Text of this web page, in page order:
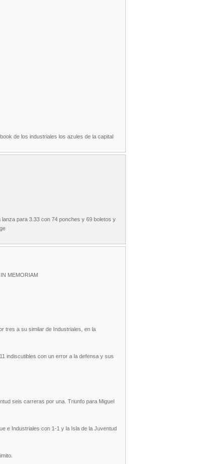
de los industriales los azules de la capital
para 3.33 con 74 ponches y 69 boletos y
MEMORIAM
tres a su similar de Industriales, en la
indiscutibles con un error a la defensa y sus
seis carreras por una. Triunfo para Miguel
e Industriales con 1-1 y la Isla de la Juventud